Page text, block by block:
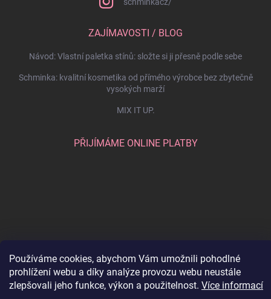
Používáme cookies, abychom Vám umožnili pohodlné
prohlížení webu a díky analýze provozu webu neustále
zlepšovali jeho funkce, výkon a použitelnost. Více informací
ZAJÍMAVOSTI / BLOG
Návod: Vlastní paletka stínů: složte si ji přesně podle sebe
Schminka: kvalitní kosmetika od přímého výrobce bez zbytečně
vysokých marží
MIX IT UP.
PŘIJÍMÁME ONLINE PLATBY
Copyright 2026SCHMINKA . Všechna práva vyhrazena. Upravit nastavení
cookies